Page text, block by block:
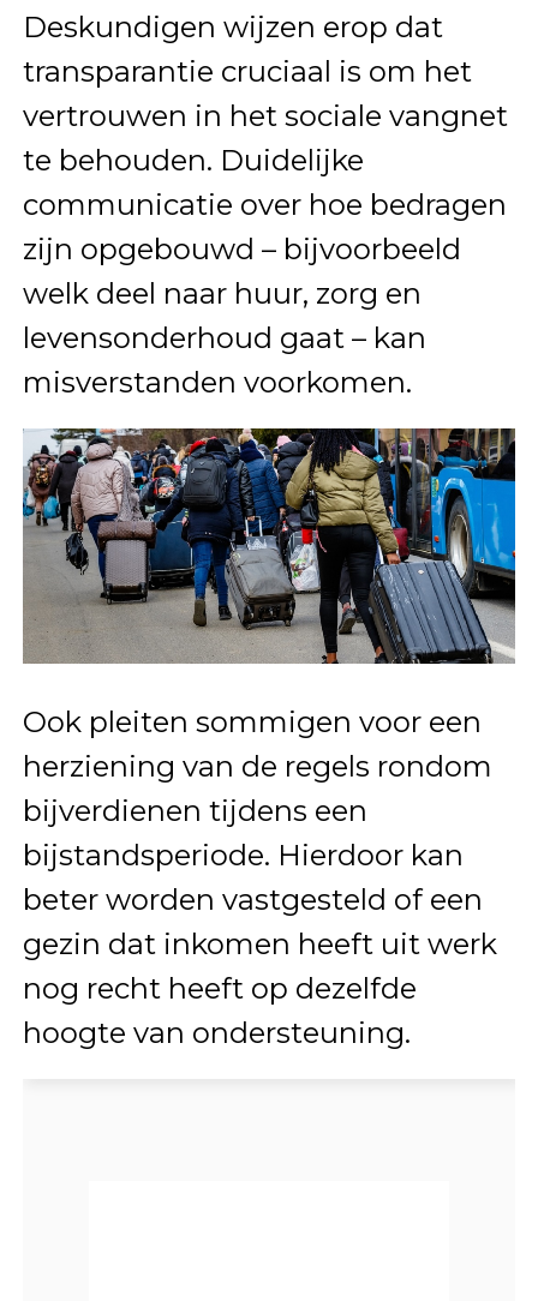
Deskundigen wijzen erop dat
transparantie cruciaal is om het
vertrouwen in het sociale vangnet
te behouden. Duidelijke
communicatie over hoe bedragen
zijn opgebouwd – bijvoorbeeld
welk deel naar huur, zorg en
levensonderhoud gaat – kan
misverstanden voorkomen.
Ook pleiten sommigen voor een
herziening van de regels rondom
bijverdienen tijdens een
bijstandsperiode. Hierdoor kan
beter worden vastgesteld of een
gezin dat inkomen heeft uit werk
nog recht heeft op dezelfde
hoogte van ondersteuning.